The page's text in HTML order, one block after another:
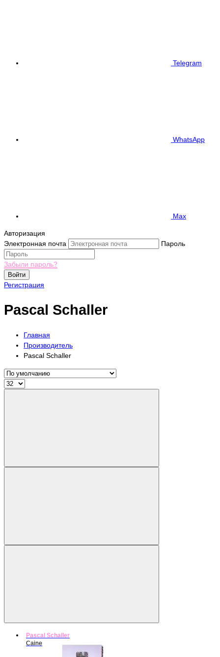
Telegram
WhatsApp
Max
Авторизация
Электронная почта
Пароль
Забыли пароль?
Войти
Регистрация
Pascal Schaller
Главная
Производитель
Pascal Schaller
Pascal Schaller
Caine